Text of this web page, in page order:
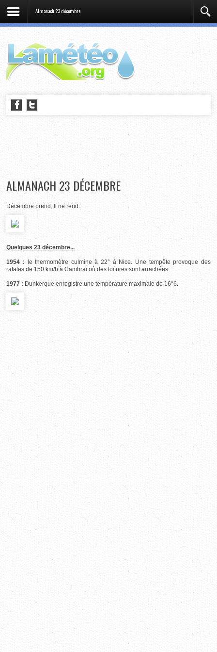
Almanach 23 décembre
ALMANACH 23 DÉCEMBRE
Décembre prend, Il ne rend.
Quelques 23 décembre...
1954 : le thermomètre culmine à 22° à Nice. Une tempête provoque des
rafales de 150 km/h à Cambrai où des toitures sont arrachées.
1977 : Dunkerque enregistre une température maximale de 16°6.